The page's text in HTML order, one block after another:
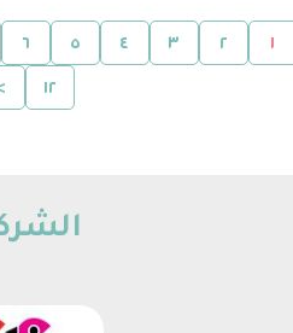
١ ٢ ٣ ٤ ٥ ٦
١٢